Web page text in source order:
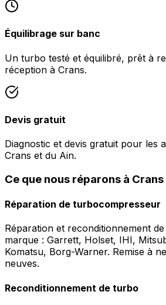
Équilibrage sur banc
Un turbo testé et équilibré, prêt à
réception à Crans.
Devis gratuit
Diagnostic et devis gratuit pour les
Crans et du Ain.
Ce que nous réparons à Crans
Réparation de turbocompresseur
Réparation et reconditionnement
marque : Garrett, Holset, IHI,
Komatsu, Borg-Warner. Remise à
neuves.
Reconditionnement de turbo